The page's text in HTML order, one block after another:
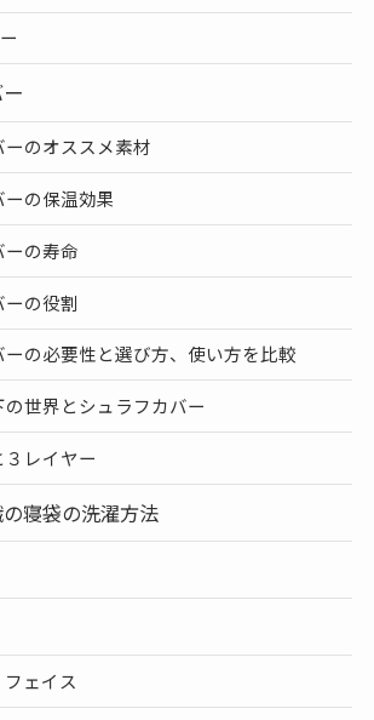
のオススメ素材
の保温効果
ーの寿命
の役割
ーの必要性と選び方、使い方を比較
世界とシュラフカバー
３レイヤー
寝袋の洗濯方法
ェイス